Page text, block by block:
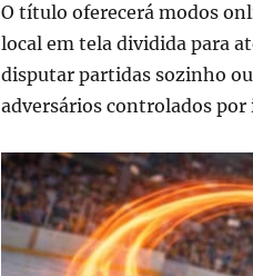
O título oferecerá modos
local em tela dividida para
disputar partidas sozinho
adversários controlados